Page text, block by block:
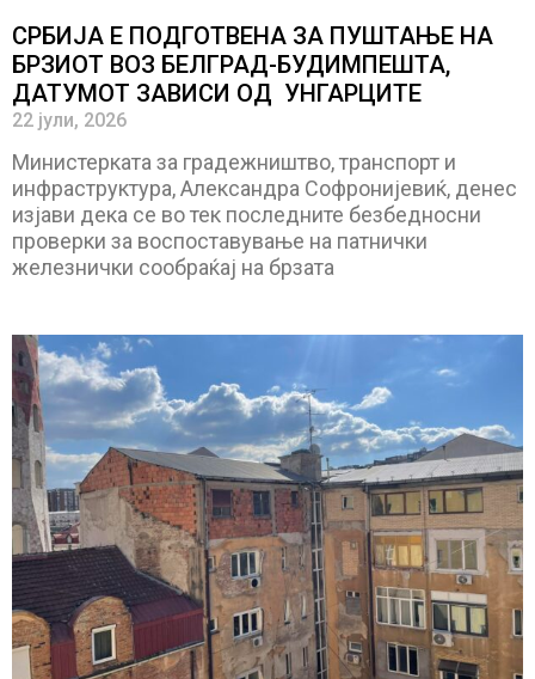
СРБИЈА Е ПОДГОТВЕНА ЗА ПУШТАЊЕ НА
БРЗИОТ ВОЗ БЕЛГРАД-БУДИМПЕШТА,
ДАТУМОТ ЗАВИСИ ОД УНГАРЦИТЕ
22 јули, 2026
Министерката за градежништво, транспорт и
инфраструктура, Александра Софронијевиќ, денес
изјави дека се во тек последните безбедносни
проверки за воспоставување на патнички
железнички сообраќај на брзата